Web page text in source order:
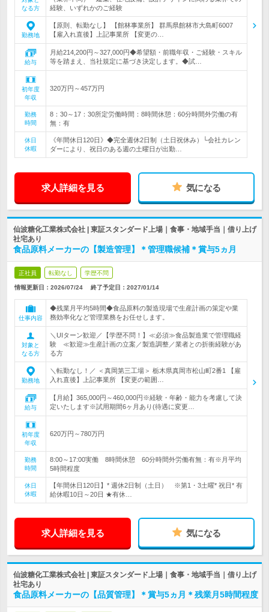
なる方
経験、いずれかのご経験
勤務地
【原則、転勤なし】 【館林事業所】 群馬県館林市大島町6007
【雇入れ直後】上記事業所 【変更の…
給与
月給214,200円～327,000円◆希望額・前職年収・ご経験・スキル
等を踏まえ、当社規定に基づき決定します。◆試…
初年度
年収
320万円～457万円
勤務
時間
8：30～17：30所定労働時間：8時間休憩：60分時間外労働の有
無：有
休日
休暇
《年間休日120日》◆完全週休2日制（土日祝休み）└会社カレン
ダーにより、祝日のある週の土曜日が出勤…
求人詳細を見る 気になる
仙波糖化工業株式会社 | 東証スタンダード上場｜食事・地域手当｜借り上げ
社宅あり
食品原料メーカーの【製造管理】＊管理職候補＊賞与5ヵ月
正社員 転勤なし 学歴不問
情報更新日：2026/07/24 終了予定日： 2027/01/14
仕事内容
◆残業月平均5時間◆食品原料の製造現場で生産計画の策定や業
務効率化など管理業務をお任せします。
対象と
なる方
＼UIターン歓迎／【学歴不問！】≪必須≫食品製造業で管理職経
験 ≪歓迎≫生産計画の立案／製造調整／業者との折衝経験があ
る方
勤務地
＼転勤なし！／ ＜真岡第三工場＞ 栃木県真岡市松山町2番1 【雇
入れ直後】上記事業所 【変更の範囲…
給与
【月給】365,000円～460,000円※経験・年齢・能力を考慮して決
定いたします※試用期間6ヶ月あり(待遇に変更…
初年度
年収
620万円～780万円
勤務
時間
8:00～17:00実働 8時間休憩 60分時間外労働有無：有※月平均
5時間程度
休日
休暇
【年間休日120日】* 週休2日制（土日） ※第1・3土曜* 祝日* 有
給休暇10日～20日 ★有休…
求人詳細を見る 気になる
仙波糖化工業株式会社 | 東証スタンダード上場｜食事・地域手当｜借り上げ
社宅あり
食品原料メーカーの【品質管理】＊賞与5ヵ月＊残業月5時間程度